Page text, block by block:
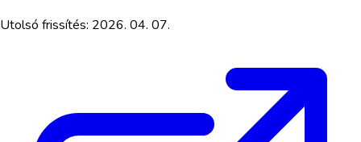
Utolsó frissítés: 2026. 04. 07.